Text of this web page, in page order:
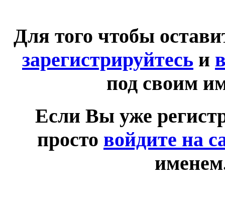
Для того чтобы
зарегистрируйтесь и
под своим
Если Вы уже
просто войдите на